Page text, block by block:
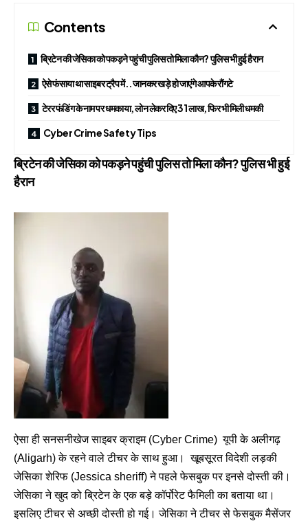
Contents
ब्रिटेन की जेसिका को पकड़ने पहुंची पुलिस तो मिला कौन? पुलिस भी हुई हैरान
ऐसे फंसाया था साइबर ट्रैप में..जानकर खड़े हो जाएंगे आपके रौंगटे
टेरर फंडिंग के नाम पर धमकाया, लोन लेकर दिए 31 लाख, फिर भी मिली धमकी
Cyber Crime Safety Tips
ब्रिटेन की जेसिका को पकड़ने पहुंची पुलिस तो मिला कौन? पुलिस भी हुई
हैरान
ऐसा ही सनसनीखेज साइबर क्राइम (Cyber Crime) यूपी के अलीगढ़
(Aligarh) के रहने वाले टीचर के साथ हुआ। खूबसूरत विदेशी लड़की
जेसिका शेरिफ (Jessica sheriff) ने पहले फेसबुक पर इनसे दोस्ती की।
जेसिका ने खुद को ब्रिटेन के एक बड़े कॉर्पोरेट फैमिली का बताया था।
इसलिए टीचर से अच्छी दोस्ती हो गई। जेसिका ने टीचर से फेसबुक मैसेंजर